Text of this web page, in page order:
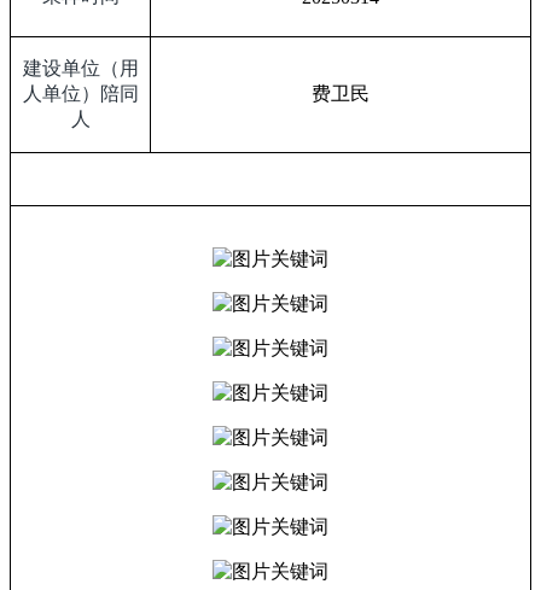
建设单位（用
人单位）陪同
人
费卫民